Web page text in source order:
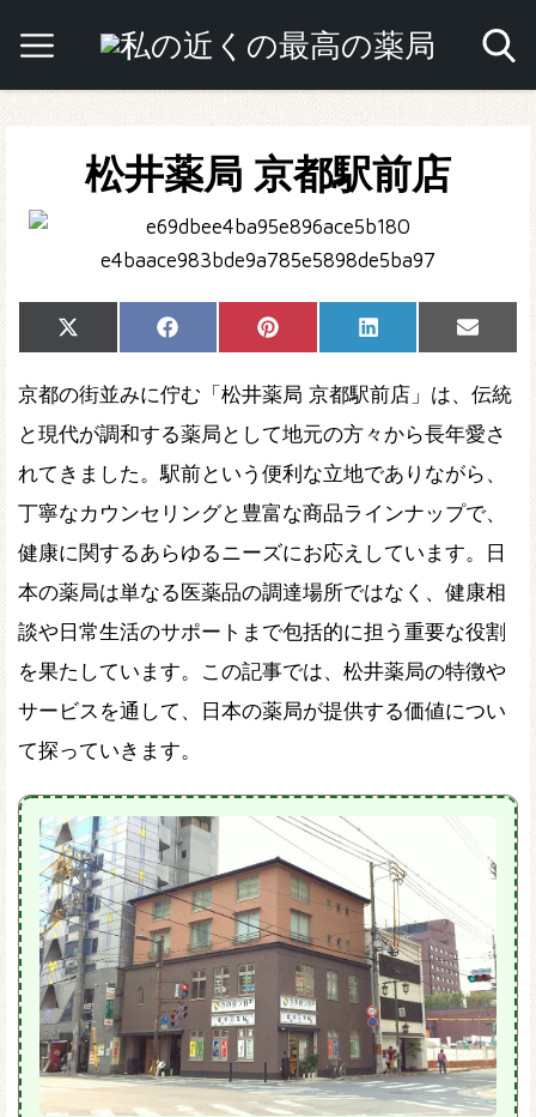
松井薬局 京都駅前店
Share
on
X
(Twitter)
Share
on
Facebook Share
on
Pinterest Share
on
LinkedIn
Share
on
Email
京都の街並みに佇む「松井薬局 京都駅前店」は、伝統
と現代が調和する薬局として地元の方々から長年愛さ
れてきました。駅前という便利な立地でありながら、
丁寧なカウンセリングと豊富な商品ラインナップで、
健康に関するあらゆるニーズにお応えしています。日
本の薬局は単なる医薬品の調達場所ではなく、健康相
談や日常生活のサポートまで包括的に担う重要な役割
を果たしています。この記事では、松井薬局の特徴や
サービスを通して、日本の薬局が提供する価値につい
て探っていきます。